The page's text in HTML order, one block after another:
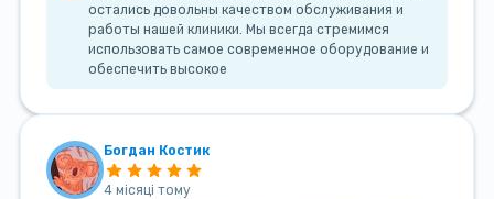
остались довольны качеством обслуживания и
работы нашей клиники. Мы всегда стремимся
использовать самое современное оборудование и
обеспечить высокое
Богдан Костик
4 місяці тому